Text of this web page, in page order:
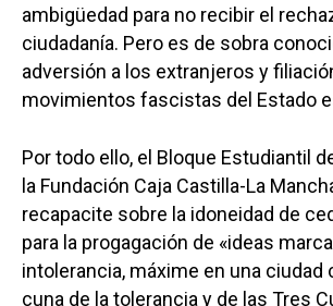
ambigüedad para no recibir el
ciudadanía. Pero es de sobra
adversión a los extranjeros y
movimientos fascistas del Estado
Por todo ello, el Bloque Estudiantil
la Fundación Caja Castilla-La
recapacite sobre la idoneidad de
para la progagación de «ideas
intolerancia, máxime en una ciudad
cuna de la tolerancia y de las Tres